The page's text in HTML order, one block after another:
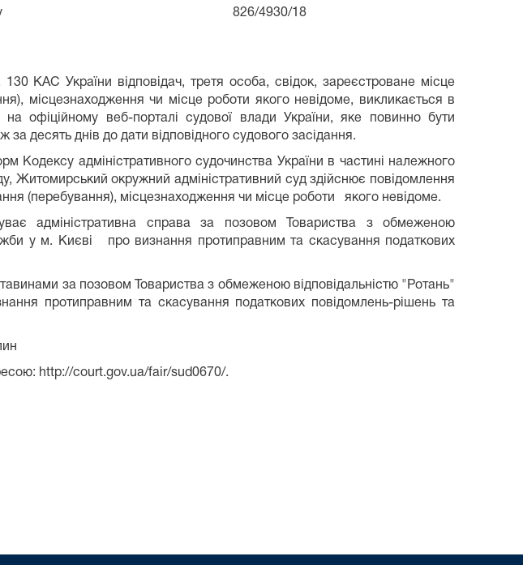
2025 року 826/4930/18
КАС України відповідач, третя особа, свідок, зареєстроване місце
місцезнаходження чи місце роботи якого невідоме, викликається в
офіційному веб-порталі судової влади України, яке повинно бути
за десять днів до дати відповідного судового засідання.
Кодексу адміністративного судочинства України в частині належного
Житомирський окружний адміністративний суд здійснює повідомлення
(перебування), місцезнаходження чи місце роботи якого невідоме.
адміністративна справа за позовом Товариства з обмеженою
у м. Києві про визнання протиправним та скасування податкових
за позовом Товариства з обмеженою відповідальністю "Ротань"
протиправним та скасування податкових повідомлень-рішень та
http://court.gov.ua/fair/sud0670/.